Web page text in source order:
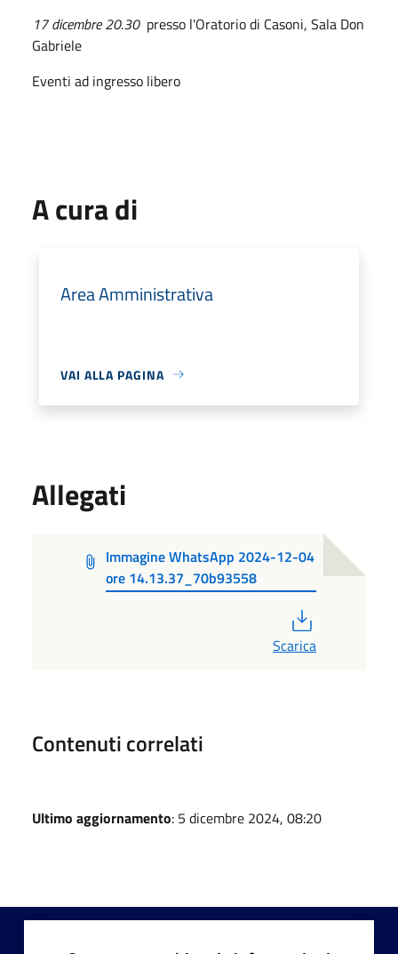
17 dicembre 20.30 presso l'Oratorio di Casoni, Sala Don
Gabriele
Eventi ad ingresso libero
A cura di
Area Amministrativa
VAI ALLA PAGINA
Allegati
Immagine WhatsApp 2024-12-04
ore 14.13.37_70b93558
Scarica
Contenuti correlati
Ultimo aggiornamento: 5 dicembre 2024, 08:20